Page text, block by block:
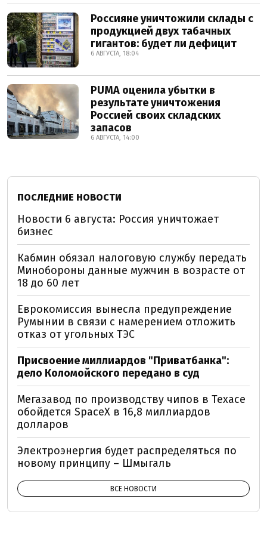
Россияне уничтожили склады с
продукцией двух табачных
гигантов: будет ли дефицит
6 АВГУСТА, 18:04
PUMA оценила убытки в
результате уничтожения
Россией своих складских
запасов
6 АВГУСТА, 14:00
ПОСЛЕДНИЕ НОВОСТИ
Новости 6 августа: Россия уничтожает
бизнес
Кабмин обязал налоговую службу передать
Минобороны данные мужчин в возрасте от
18 до 60 лет
Еврокомиссия вынесла предупреждение
Румынии в связи с намерением отложить
отказ от угольных ТЭС
Присвоение миллиардов "Приватбанка":
дело Коломойского передано в суд
Мегазавод по производству чипов в Техасе
обойдется SpaceX в 16,8 миллиардов
долларов
Электроэнергия будет распределяться по
новому принципу – Шмыгаль
ВСЕ НОВОСТИ